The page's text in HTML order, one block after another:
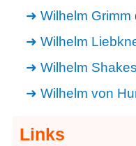
Wilhelm Grimm
Wilhelm
Wilhelm
Wilhelm von
Links